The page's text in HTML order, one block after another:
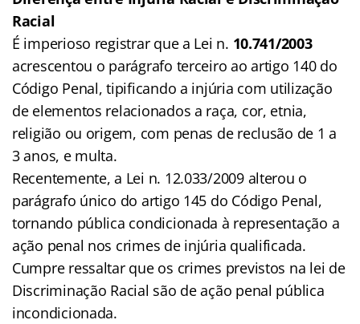
Racial
É imperioso registrar que a Lei n. 10.741/2003
acrescentou o parágrafo terceiro ao artigo 140 do
Código Penal, tipificando a injúria com utilização
de elementos relacionados a raça, cor, etnia,
religião ou origem, com penas de reclusão de 1 a
3 anos, e multa.
Recentemente, a Lei n. 12.033/2009 alterou o
parágrafo único do artigo 145 do Código Penal,
tornando pública condicionada à representação a
ação penal nos crimes de injúria qualificada.
Cumpre ressaltar que os crimes previstos na lei de
Discriminação Racial são de ação penal pública
incondicionada.